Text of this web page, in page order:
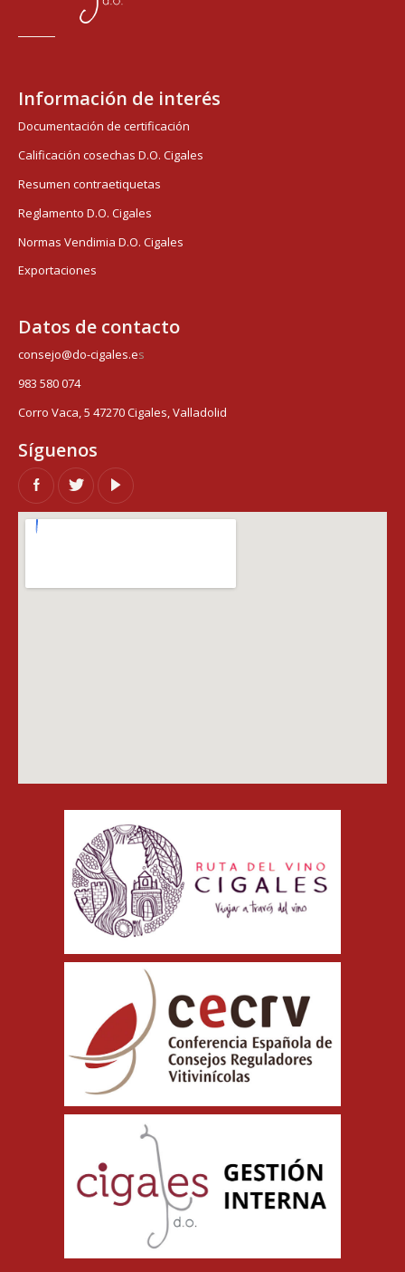
Información de interés
Documentación de certificación
Calificación cosechas D.O. Cigales
Resumen contraetiquetas
Reglamento D.O. Cigales
Normas Vendimia D.O. Cigales
Exportaciones
Datos de contacto
consejo@do-cigales.es
983 580 074
Corro Vaca, 5 47270 Cigales, Valladolid
Síguenos